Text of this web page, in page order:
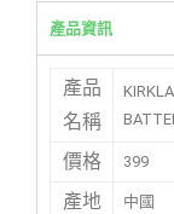
產品資訊
產品
名稱
價格 399
產地 中國